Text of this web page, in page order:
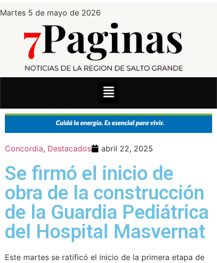
Martes 5 de mayo de 2026
Concordia, Destacados abril 22, 2025
Se firmó el inicio de
obra de la construcción
de la Guardia Pediátrica
del Hospital Masvernat
Este martes se ratificó el inicio de la primera etapa de